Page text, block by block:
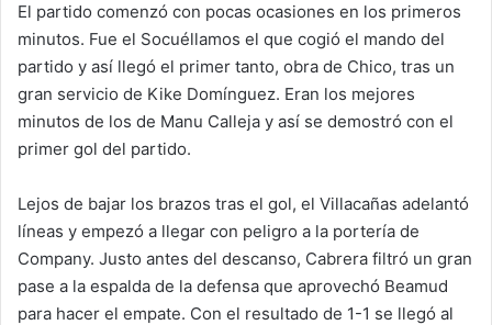
El partido comenzó con pocas ocasiones en los primeros
minutos. Fue el Socuéllamos el que cogió el mando del
partido y así llegó el primer tanto, obra de Chico, tras un
gran servicio de Kike Domínguez. Eran los mejores
minutos de los de Manu Calleja y así se demostró con el
primer gol del partido.
Lejos de bajar los brazos tras el gol, el Villacañas adelantó
líneas y empezó a llegar con peligro a la portería de
Company. Justo antes del descanso, Cabrera filtró un gran
pase a la espalda de la defensa que aprovechó Beamud
para hacer el empate. Con el resultado de 1-1 se llegó al